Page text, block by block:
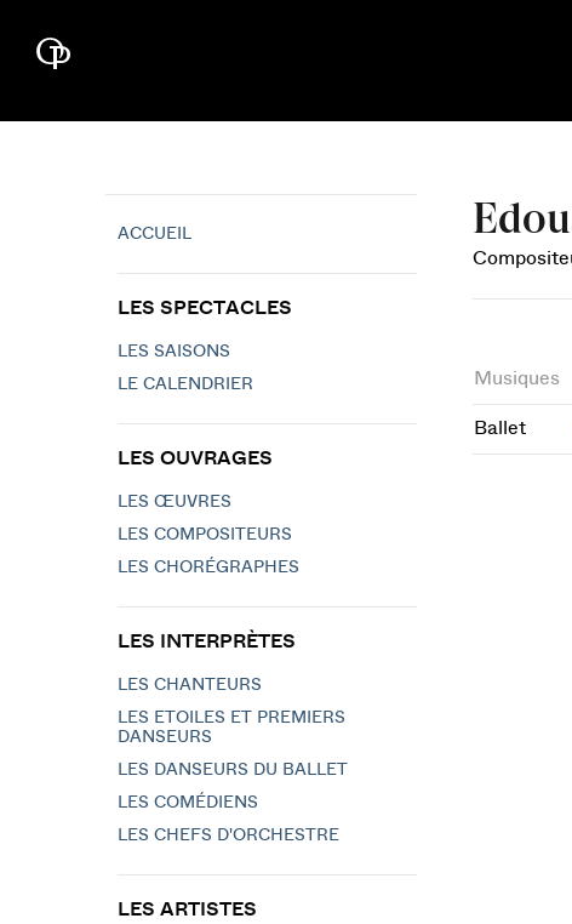
Musiques
Ballet
ACCUEIL
LES SPECTACLES
LES SAISONS
LE CALENDRIER
LES OUVRAGES
LES ŒUVRES
LES COMPOSITEURS
LES CHORÉGRAPHES
LES INTERPRÈTES
LES CHANTEURS
LES ETOILES ET PREMIERS
DANSEURS
LES DANSEURS DU BALLET
LES COMÉDIENS
LES CHEFS D'ORCHESTRE
LES ARTISTES